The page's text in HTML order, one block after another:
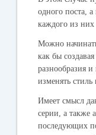
одного поста,
каждого из них
Можно
как бы
разнообразия
изменять стиль
Имеет смысл
серии, а также
последующих